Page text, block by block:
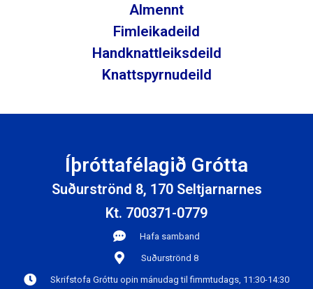
Almennt
Fimleikadeild
Handknattleiksdeild
Knattspyrnudeild
Íþróttafélagið Grótta
Suðurströnd 8, 170 Seltjarnarnes
Kt. 700371-0779
Hafa samband
Suðurströnd 8
Skrifstofa Gróttu opin mánudag til fimmtudags, 11:30-14:30